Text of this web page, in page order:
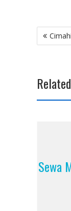
Post
Sewa